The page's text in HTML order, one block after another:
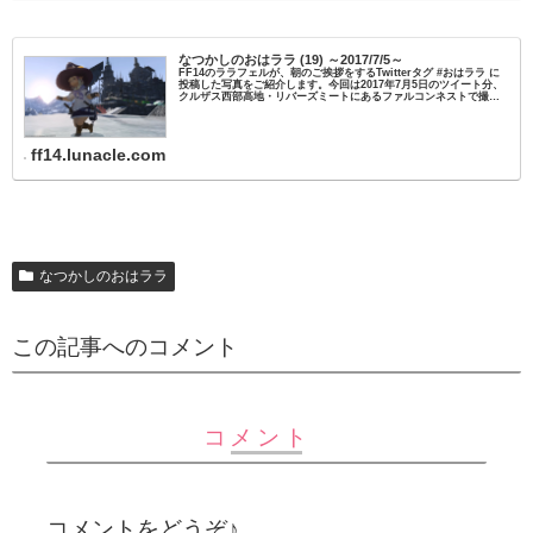
なつかしのおはララ (19) ～2017/7/5～
FF14のララフェルが、朝のご挨拶をするTwitterタグ #おはララ に
投稿した写真をご紹介します。今回は2017年7月5日のツイート分、
クルザス西部高地・リバーズミートにあるファルコンネストで撮影
ff14.lunacle.com
なつかしのおはララ
この記事へのコメント
コメント